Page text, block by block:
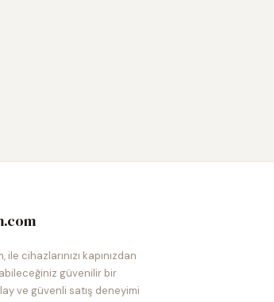
cihazlarınızı kapınızdan
güvenilir bir
ve güvenli satış deneyimi